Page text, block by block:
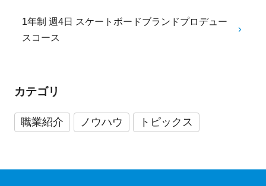
1年制 週4日 スケートボードブランドプロデュー
スコース
カテゴリ
職業紹介 ノウハウ トピックス